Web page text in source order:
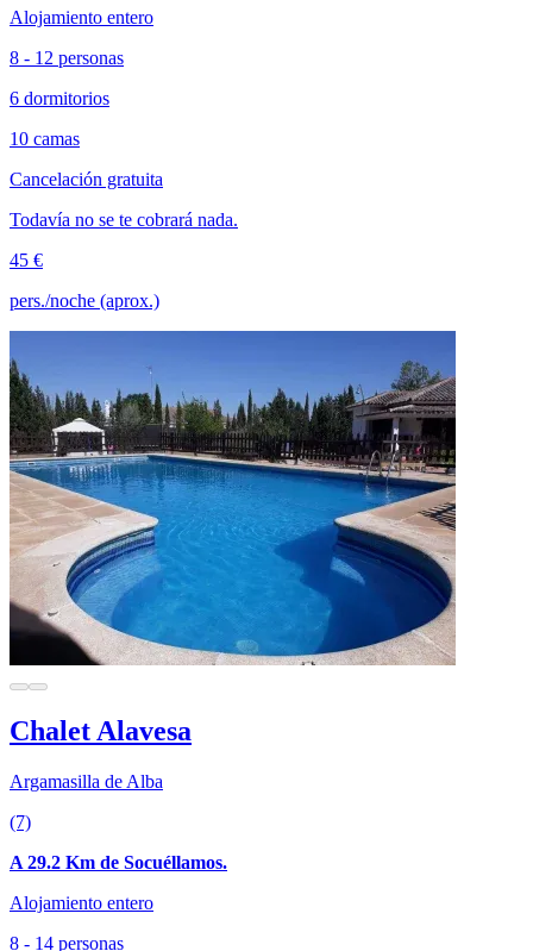
Alojamiento entero
8 - 12 personas
6 dormitorios
10 camas
Cancelación gratuita
Todavía no se te cobrará nada.
45 €
pers./noche (aprox.)
Chalet Alavesa
Argamasilla de Alba
(7)
A 29.2 Km de Socuéllamos.
Alojamiento entero
8 - 14 personas